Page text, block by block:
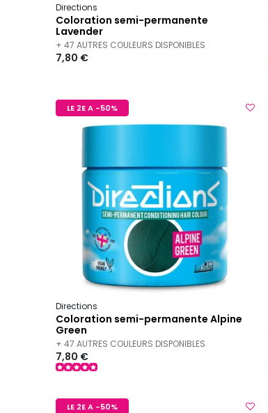
Directions
Coloration semi-permanente
Lavender
+ 47 AUTRES COULEURS DISPONIBLES
7,80 €
LE 2E A -50%
Directions
Coloration semi-permanente Alpine
Green
+ 47 AUTRES COULEURS DISPONIBLES
7,80 €
LE 2E A -50%